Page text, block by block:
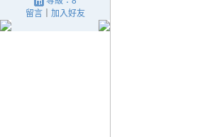
留言｜ 加入好友